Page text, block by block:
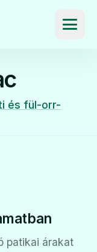
és fül-orr-
patikai árakat